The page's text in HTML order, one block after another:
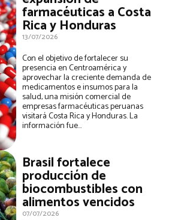
farmacéuticas a Costa
Rica y Honduras
13/07/2026
Con el objetivo de fortalecer su
presencia en Centroamérica y
aprovechar la creciente demanda de
medicamentos e insumos para la
salud, una misión comercial de
empresas farmacéuticas peruanas
visitará Costa Rica y Honduras. La
información fue...
Brasil fortalece
producción de
biocombustibles con
alimentos vencidos
07/07/2026